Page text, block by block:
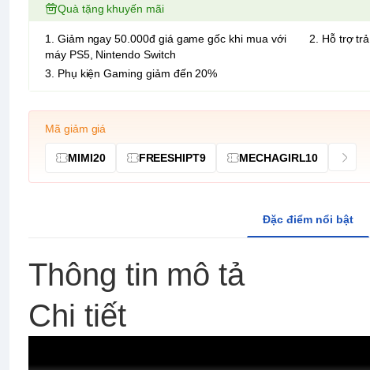
Quà tặng khuyến mãi
1. Giảm ngay 50.000đ giá game gốc khi mua với
máy PS5, Nintendo Switch
2. Hỗ trợ
3. Phụ kiện Gaming giảm đến 20%
Mã giảm giá
MIMI20 FREESHIPT9 MECHAGIRL10
Đặc điểm nổi bật
Thông tin mô tả
Chi tiết